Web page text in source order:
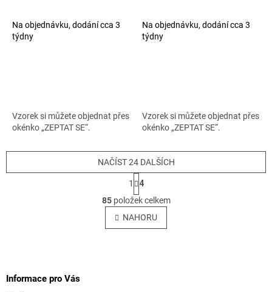
Na objednávku, dodání cca 3
týdny
Vzorek si můžete objednat přes
okénko „ZEPTAT SE“.
Na objednávku, dodání cca 3
týdny
Vzorek si můžete objednat přes
okénko „ZEPTAT SE“.
O
v
l
á
NAČÍST 24 DALŠÍCH
S
t
r
á
n
k
1
4
85položek celkem
NAHORU
Informace pro Vás